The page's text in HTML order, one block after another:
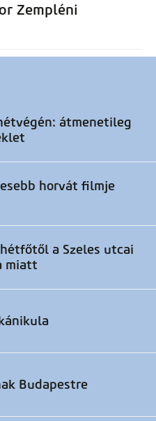
Zempléni
átmenetileg
horvát filmje
a Szeles utcai
miatt
Budapestre